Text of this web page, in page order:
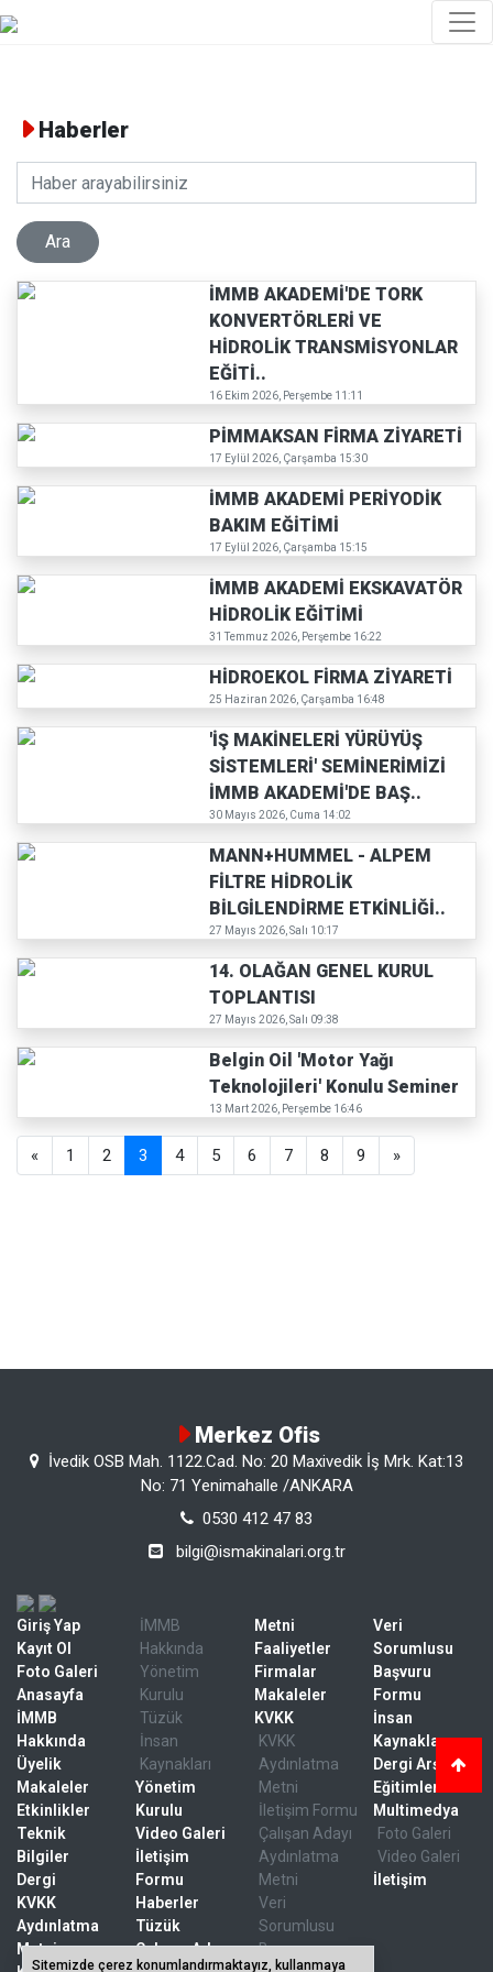
Haberler
İMMB AKADEMİ'DE TORK
KONVERTÖRLERİ VE
HİDROLİK TRANSMİSYONLAR
EĞİTİ..
16 Ekim 2026, Perşembe 11:11
PİMMAKSAN FİRMA ZİYARETİ
17 Eylül 2026, Çarşamba 15:30
İMMB AKADEMİ PERİYODİK
BAKIM EĞİTİMİ
17 Eylül 2026, Çarşamba 15:15
İMMB AKADEMİ EKSKAVATÖR
HİDROLİK EĞİTİMİ
31 Temmuz 2026, Perşembe 16:22
HİDROEKOL FİRMA ZİYARETİ
25 Haziran 2026, Çarşamba 16:48
'İŞ MAKİNELERİ YÜRÜYÜŞ
SİSTEMLERİ' SEMİNERİMİZİ
İMMB AKADEMİ'DE BAŞ..
30 Mayıs 2026, Cuma 14:02
MANN+HUMMEL - ALPEM
FİLTRE HİDROLİK
BİLGİLENDİRME ETKİNLİĞİ..
27 Mayıs 2026, Salı 10:17
14. OLAĞAN GENEL KURUL
TOPLANTISI
27 Mayıs 2026, Salı 09:38
Belgin Oil 'Motor Yağı
Teknolojileri' Konulu Seminer
13 Mart 2026, Perşembe 16:46
« 1 2 3 4 5 6 7 8 9 »
Merkez Ofis
İvedik OSB Mah. 1122.Cad. No: 20 Maxivedik İş Mrk. Kat:13
No: 71 Yenimahalle /ANKARA
0530 412 47 83
bilgi@ismakinalari.org.tr
Giriş Yap
Kayıt Ol
Foto Galeri
Anasayfa
İMMB
Hakkında
Üyelik
Makaleler
Etkinlikler
Teknik
Bilgiler
Dergi
KVKK
Aydınlatma
Metni
İMMB
Hakkında
Yönetim
Kurulu
Tüzük
İnsan
Kaynakları
Yönetim
Kurulu
Video Galeri
İletişim
Formu
Haberler
Tüzük
Çalışan Adayı
Metni
Faaliyetler
Firmalar
Makaleler
KVKK
KVKK
Aydınlatma
Metni
İletişim Formu
Çalışan Adayı
Aydınlatma
Metni
Veri
Sorumlusu
Başvuru
Veri
Sorumlusu
Başvuru
Formu
İnsan
Kaynakları
Dergi Arşivi
Eğitimler
Multimedya
Foto Galeri
Video Galeri
İletişim
Sitemizde çerez konumlandırmaktayız, kullanmaya